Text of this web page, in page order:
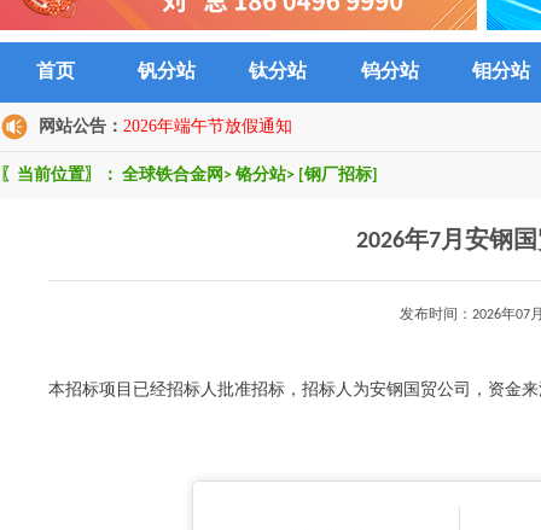
首页 钒分站 钛分站 钨分站 钼分站
网站公告： 2026年端午节放假通知
〖当前位置〗： 全球铁合金网 > 铬分站> [钢厂招标]
2026年7月安钢
发布时间：2026年
本招标项目已经招标人批准招标，招标人为安钢国贸公司，资金